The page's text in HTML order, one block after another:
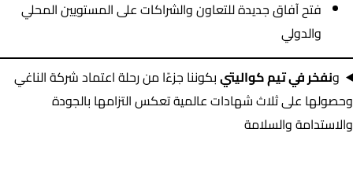
فتح آفاق جديدة للتعاون والشراكات على المستويين المحلي
والدولي
ونفخر في تيم كواليتيبكوننا جزءًا من رحلة اعتماد شركة الناغي
وحصولها على ثلاث شهادات عالمية تعكس التزامها بالجودة
والاستدامة والسلامة